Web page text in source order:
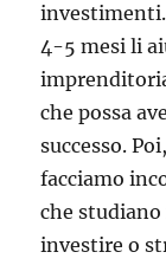
4-5 mesi li
che possa
successo.
facciamo
che
investire o